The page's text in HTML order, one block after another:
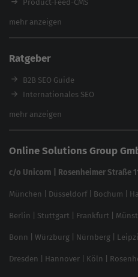
Product-Feed-CMS
Website Analyse
Backlink-Check
Ladezeiten-Check
Brand Protection Tool
Website SEO Check
feed2content.ai
mehr anzeigen
Ratgeber
B2B SEO Guide
Internationales SEO
eCommerce SEO
In ChatGPT gefunden werden
Linkbuilding 2025
Local SEO
SEO für Online Shops
Brand Monitoring 2025
mehr anzeigen
Online Solutions Group
c/o Unicorn | Rosenheimer Straße
München Düsseldorf| Bochum
Berlin Stuttgart Frankfurt
Bonn Würzburg Nürnberg
Dresden Hannover Köln